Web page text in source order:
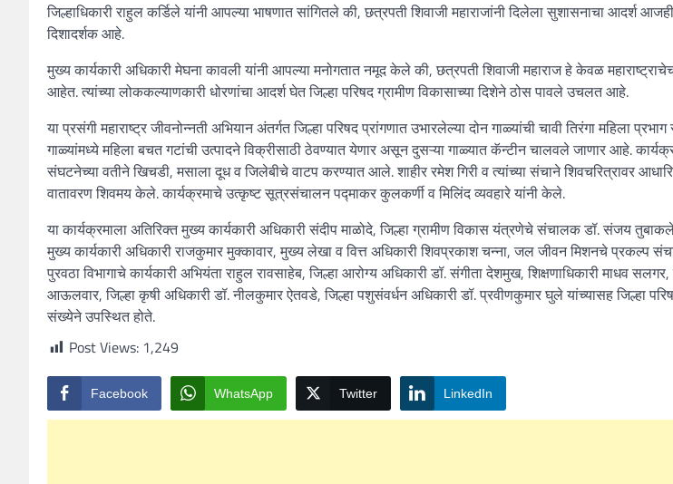
जिल्हाधिकारी राहुल कर्डिले यांनी आपल्या भाषणात सांगितले की, छत्रपती शिवाजी महाराजांनी दिलेला सुशासनाचा आदर्श
दिशादर्शक आहे.
मुख्य कार्यकारी अधिकारी मेघना कावली यांनी आपल्या मनोगतात नमूद केले की, छत्रपती शिवाजी महाराज हे केवळ
आहेत. त्यांच्या लोककल्याणकारी धोरणांचा आदर्श घेत जिल्हा परिषद ग्रामीण विकासाच्या दिशेने ठोस पावले उचलत आहे.
या प्रसंगी महाराष्ट्र जीवनोन्नती अभियान अंतर्गत जिल्हा परिषद प्रांगणात उभारलेल्या दोन गाळ्यांची चावी तिरंगा महिला
गाळ्यांमध्ये महिला बचत गटांची उत्पादने विक्रीसाठी ठेवण्यात येणार असून दुसऱ्या गाळ्यात कॅन्टीन चालवले जाणार आहे.
संघटनेच्या वतीने खिचडी, मसाला दूध व जिलेबीचे वाटप करण्यात आले. शाहीर रमेश गिरी व त्यांच्या संचाने शिवचरित्रावर
वातावरण शिवमय केले. कार्यक्रमाचे उत्कृष्ट सूत्रसंचालन पद्माकर कुलकर्णी व मिलिंद व्यवहारे यांनी केले.
या कार्यक्रमाला अतिरिक्त मुख्य कार्यकारी अधिकारी संदीप माळोदे, जिल्हा ग्रामीण विकास यंत्रणेचे संचालक डॉ. संजय
मुख्य कार्यकारी अधिकारी राजकुमार मुक्कावार, मुख्य लेखा व वित्त अधिकारी शिवप्रकाश चन्ना, जल जीवन मिशनचे प्रकल्प
पुरवठा विभागाचे कार्यकारी अभियंता राहुल रावसाहेब, जिल्हा आरोग्य अधिकारी डॉ. संगीता देशमुख, शिक्षणाधिकारी माधव
आऊलवार, जिल्हा कृषी अधिकारी डॉ. नीलकुमार ऐतवडे, जिल्हा पशुसंवर्धन अधिकारी डॉ. प्रवीणकुमार घुले यांच्यासह जिल्हा
संख्येने उपस्थित होते.
Post Views: 1,249
Facebook WhatsApp Twitter LinkedIn